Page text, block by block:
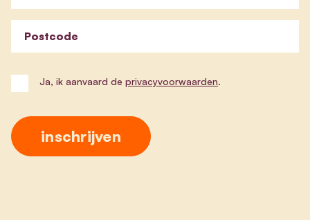
Postcode
Ja, ik aanvaard de privacyvoorwaarden.